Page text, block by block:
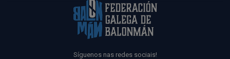
Síguenos nas redes sociais!